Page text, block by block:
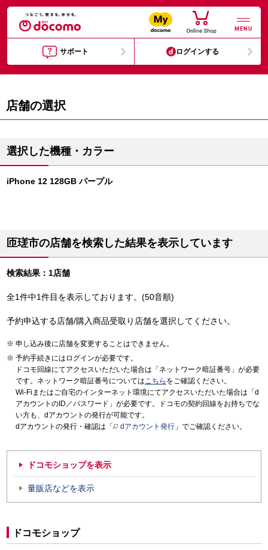
MENU
サポート ログインする
店舗の選択
選択した機種・カラー
iPhone 12 128GB パープル
匝瑳市の店舗を検索した結果を表示しています
検索結果：1店舗
全1件中1件目を表示しております。(50音順)
予約申込する店舗/購入商品受取り店舗を選択してください。
申し込み後に店舗を変更することはできません。
予約手続きにはログインが必要です。
ドコモ回線にてアクセスいただいた場合は「ネットワーク暗証番号」が必要
です。ネットワーク暗証番号についてはこちら をご確認ください。
Wi-Fiまたはご自宅のインターネット環境にてアクセスいただいた場合は「d
アカウントのID／パスワード」が必要です。ドコモの契約回線をお持ちでな
い方も、dアカウントの発行が可能です。
dアカウントの発行・確認は「
dアカウント発行 」でご確認ください。
ドコモショップを表示
量販店などを表示
ドコモショップ